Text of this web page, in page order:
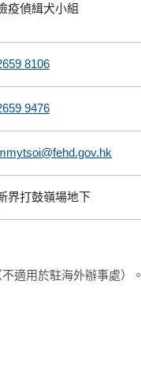
疫偵緝犬小組
8106
9476
界打鼓嶺場地下
適用於駐海外辦事處）。